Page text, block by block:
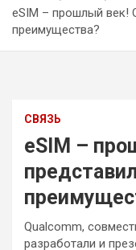
eSIM – прошлый век!
преимущества?
СВЯЗЬ
eSIM –
Qualcomm,
разработали и